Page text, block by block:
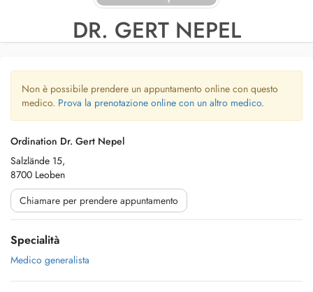
DR. GERT NEPEL
Non è possibile prendere un appuntamento online con questo
medico. Prova la prenotazione online con un altro medico.
Ordination Dr. Gert Nepel
Salzlände 15,
8700 Leoben
Chiamare per prendere appuntamento
Specialità
Medico generalista